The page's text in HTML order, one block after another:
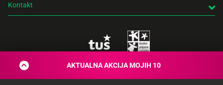
AKTUALNA AKCIJA MOJIH 10
Kontakt
© 2026 Engrotuš d.o.o.
Pravno obvestilo
Politika zasebnosti Piškotki